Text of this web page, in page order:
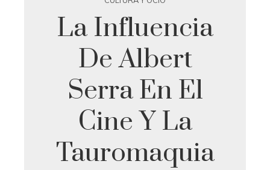
La Influencia
De Albert
Serra En El
Cine Y La
Tauromaquia